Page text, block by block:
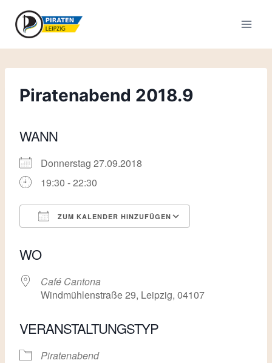
Inhalt
springen
Piratenabend 2018.9
WANN
Donnerstag 27.09.2018
19:30 - 22:30
ZUM KALENDER HINZUFÜGEN
WO
Café Cantona
Windmühlenstraße 29, Leipzig, 04107
VERANSTALTUNGSTYP
Piratenabend